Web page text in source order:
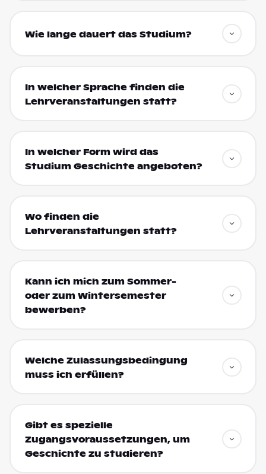
Wie lange dauert das Studium?
In welcher Sprache finden die
Lehrveranstaltungen statt?
In welcher Form wird das
Studium Geschichte angeboten?
Wo finden die
Lehrveranstaltungen statt?
Kann ich mich zum Sommer-
oder zum Wintersemester
bewerben?
Welche Zulassungsbedingung
muss ich erfüllen?
Gibt es spezielle
Zugangsvoraussetzungen, um
Geschichte zu studieren?